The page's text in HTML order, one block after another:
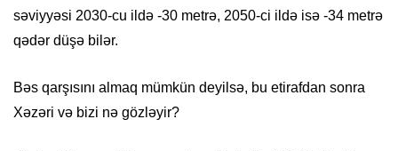
səviyyəsi 2030-cu ildə -30 metrə, 2050-ci ildə isə -34 metrə
qədər düşə bilər.
Bəs qarşısını almaq mümkün deyilsə, bu etirafdan sonra
Xəzəri və bizi nə gözləyir?